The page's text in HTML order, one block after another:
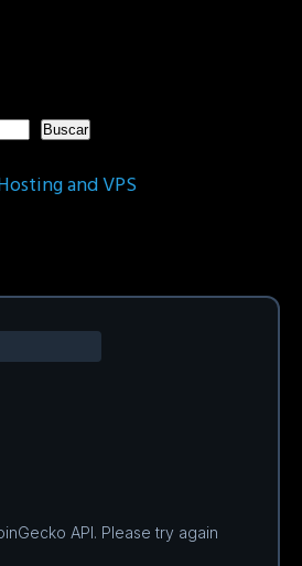
Buscar